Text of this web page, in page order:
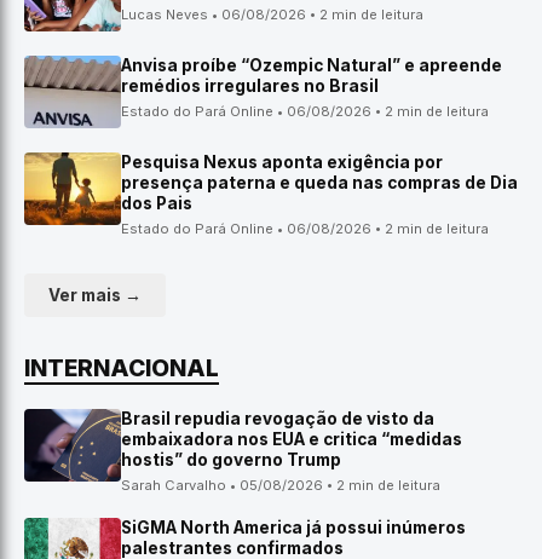
Lucas Neves • 06/08/2026 • 2 min de leitura
Anvisa proíbe “Ozempic Natural” e apreende
remédios irregulares no Brasil
Estado do Pará Online • 06/08/2026 • 2 min de leitura
Pesquisa Nexus aponta exigência por
presença paterna e queda nas compras de Dia
dos Pais
Estado do Pará Online • 06/08/2026 • 2 min de leitura
Ver mais →
INTERNACIONAL
Brasil repudia revogação de visto da
embaixadora nos EUA e critica “medidas
hostis” do governo Trump
Sarah Carvalho • 05/08/2026 • 2 min de leitura
SiGMA North America já possui inúmeros
palestrantes confirmados